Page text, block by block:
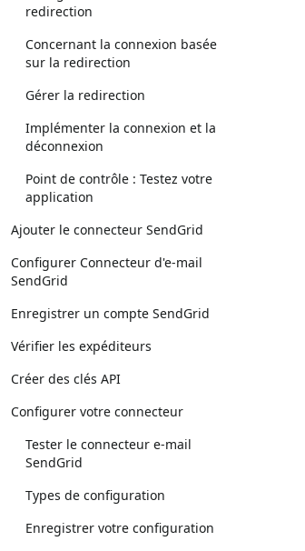
redirection
Concernant la connexion basée
sur la redirection
Gérer la redirection
Implémenter la connexion et la
déconnexion
Point de contrôle : Testez votre
application
Ajouter le connecteur SendGrid
Configurer Connecteur d'e-mail
SendGrid
Enregistrer un compte SendGrid
Vérifier les expéditeurs
Créer des clés API
Configurer votre connecteur
Tester le connecteur e-mail
SendGrid
Types de configuration
Enregistrer votre configuration